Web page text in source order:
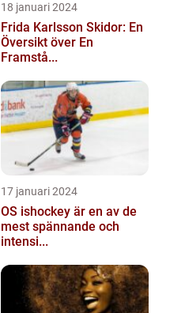
18 januari 2024
Frida Karlsson Skidor: En
Översikt över En
Framstå...
17 januari 2024
OS ishockey är en av de
mest spännande och
intensi...